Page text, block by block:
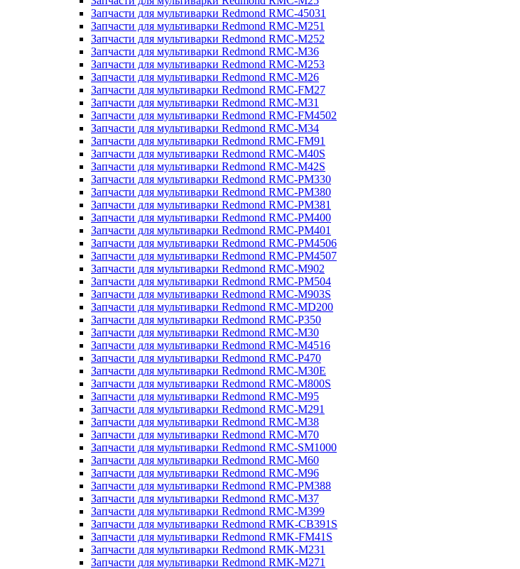
Запчасти для мультиварки Redmond RMC-45031
Запчасти для мультиварки Redmond RMC-M251
Запчасти для мультиварки Redmond RMC-M252
Запчасти для мультиварки Redmond RMC-M36
Запчасти для мультиварки Redmond RMC-M253
Запчасти для мультиварки Redmond RMC-M26
Запчасти для мультиварки Redmond RMC-FM27
Запчасти для мультиварки Redmond RMC-M31
Запчасти для мультиварки Redmond RMC-FM4502
Запчасти для мультиварки Redmond RMC-M34
Запчасти для мультиварки Redmond RMC-FM91
Запчасти для мультиварки Redmond RMC-M40S
Запчасти для мультиварки Redmond RMC-M42S
Запчасти для мультиварки Redmond RMC-PM330
Запчасти для мультиварки Redmond RMC-PM380
Запчасти для мультиварки Redmond RMC-PM381
Запчасти для мультиварки Redmond RMC-PM400
Запчасти для мультиварки Redmond RMC-PM401
Запчасти для мультиварки Redmond RMC-PM4506
Запчасти для мультиварки Redmond RMC-PM4507
Запчасти для мультиварки Redmond RMC-M902
Запчасти для мультиварки Redmond RMC-PM504
Запчасти для мультиварки Redmond RMC-M903S
Запчасти для мультиварки Redmond RMC-MD200
Запчасти для мультиварки Redmond RMC-P350
Запчасти для мультиварки Redmond RMC-M30
Запчасти для мультиварки Redmond RMC-M4516
Запчасти для мультиварки Redmond RMC-P470
Запчасти для мультиварки Redmond RMC-M30E
Запчасти для мультиварки Redmond RMC-M800S
Запчасти для мультиварки Redmond RMC-M95
Запчасти для мультиварки Redmond RMC-M291
Запчасти для мультиварки Redmond RMC-M38
Запчасти для мультиварки Redmond RMC-M70
Запчасти для мультиварки Redmond RMC-SM1000
Запчасти для мультиварки Redmond RMC-M60
Запчасти для мультиварки Redmond RMC-M96
Запчасти для мультиварки Redmond RMC-PM388
Запчасти для мультиварки Redmond RMC-M37
Запчасти для мультиварки Redmond RMC-M399
Запчасти для мультиварки Redmond RMK-CB391S
Запчасти для мультиварки Redmond RMK-FM41S
Запчасти для мультиварки Redmond RMK-M231
Запчасти для мультиварки Redmond RMK-M271